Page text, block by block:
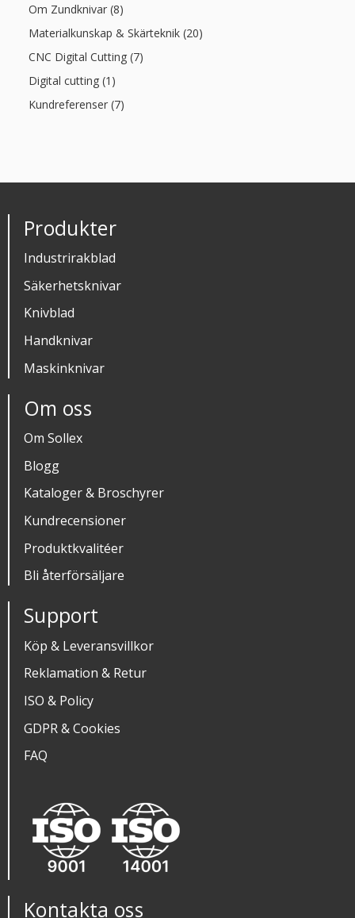
Om Zundknivar (8)
Materialkunskap & Skärteknik (20)
CNC Digital Cutting (7)
Digital cutting (1)
Kundreferenser (7)
Produkter
Industrirakblad
Säkerhetsknivar
Knivblad
Handknivar
Maskinknivar
Om oss
Om Sollex
Blogg
Kataloger & Broschyrer
Kundrecensioner
Produktkvalitéer
Bli återförsäljare
Support
Köp & Leveransvillkor
Reklamation & Retur
ISO & Policy
GDPR & Cookies
FAQ
Kontakta oss